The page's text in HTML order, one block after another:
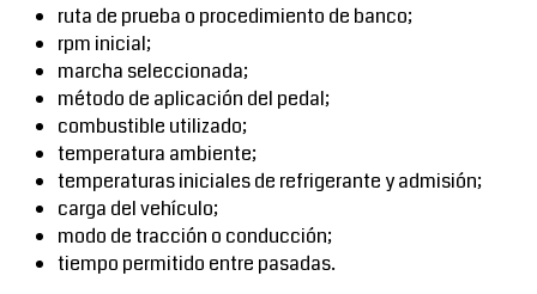
ruta de prueba o procedimiento de banco;
rpm inicial;
marcha seleccionada;
método de aplicación del pedal;
combustible utilizado;
temperatura ambiente;
temperaturas iniciales de refrigerante y admisión;
carga del vehículo;
modo de tracción o conducción;
tiempo permitido entre pasadas.